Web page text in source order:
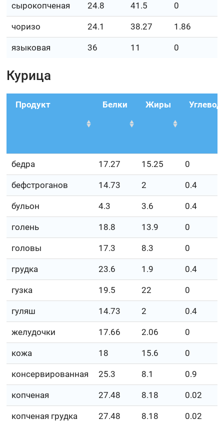
сырокопченая 24.8 41.5 0
чоризо 24.1 38.27 1.86
языковая 36 11 0
Курица
Продукт Белки Жиры
бедра 17.27 15.25 0
бефстроганов 14.73 2 0.4
бульон 4.3 3.6 0.4
голень 18.8 13.9 0
головы 17.3 8.3 0
грудка 23.6 1.9 0.4
гузка 19.5 22 0
гуляш 14.73 2 0.4
желудочки 17.66 2.06 0
кожа 18 15.6 0
консервированная 25.3 8.1 0.9
копченая 27.48 8.18 0.02
копченая грудка 27.48 8.18 0.02